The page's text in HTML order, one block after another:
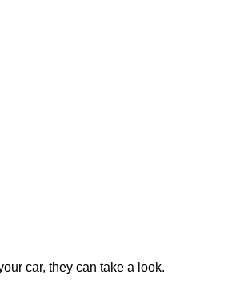
car, they can take a look.